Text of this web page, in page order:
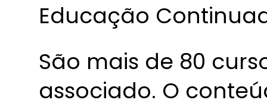
Educação
São mais de 80
associado. O